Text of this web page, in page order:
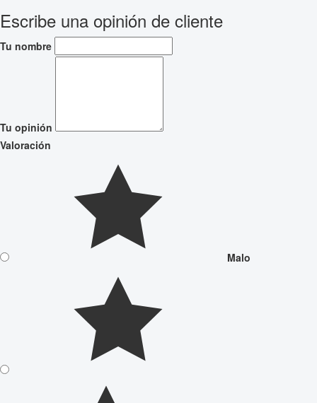
Escribe una opinión de cliente
Tu nombre
Tu opinión
Valoración
Malo